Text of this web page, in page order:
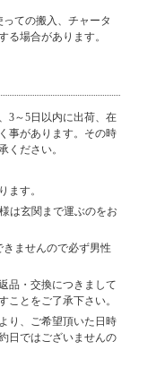
ての搬入、チャータ
る場合があります。
3～5日以内に出荷、在
事があります。その時
ください。
ます。
は玄関まで運ぶのをお
きませんので必ず男性
品・交換につきまして
ことをご了承下さい。
り、ご希望頂いた日時
日ではございませんの